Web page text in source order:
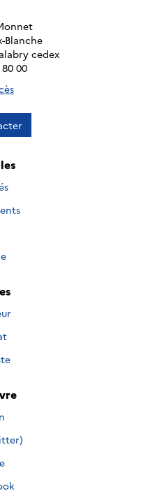
Blanche
cedex
80 00
sur
sur
sur
sur